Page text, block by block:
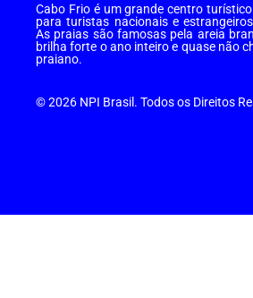
Cabo Frio é um grande centro
para turistas nacionais e
As praias são famosas pela areia
brilha forte o ano inteiro e quase não
praiano.
© 2026 NPI Brasil. Todos os Direitos